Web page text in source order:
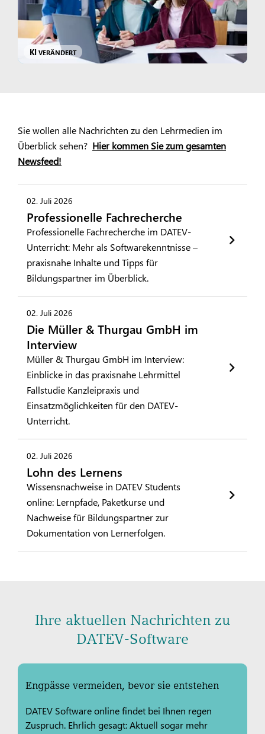
KI VERÄNDERT
Sie wollen alle Nachrichten zu den Lehrmedien im
Überblick sehen? Hier kommen Sie zum gesamten
Newsfeed!
02. Juli 2026
Professionelle Fachrecherche
Professionelle Fachrecherche im DATEV-
Unterricht: Mehr als Softwarekenntnisse –
praxisnahe Inhalte und Tipps für
Bildungspartner im Überblick.
02. Juli 2026
Die Müller & Thurgau GmbH im
Interview
Müller & Thurgau GmbH im Interview:
Einblicke in das praxisnahe Lehrmittel
Fallstudie Kanzleipraxis und
Einsatzmöglichkeiten für den DATEV-
Unterricht.
02. Juli 2026
Lohn des Lernens
Wissensnachweise in DATEV Students
online: Lernpfade, Paketkurse und
Nachweise für Bildungspartner zur
Dokumentation von Lernerfolgen.
Ihre aktuellen Nachrichten zu
DATEV-Software
Engpässe vermeiden, bevor sie entstehen
DATEV Software online findet bei Ihnen regen
Zuspruch. Ehrlich gesagt: Aktuell sogar mehr